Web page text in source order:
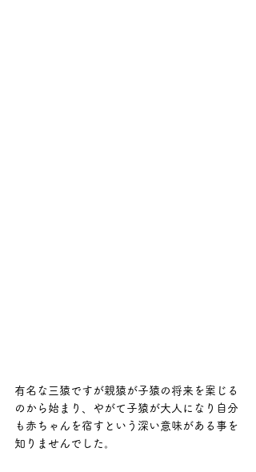
有名な三猿ですが親猿が子猿の将来を案じる
のから始まり、やがて子猿が大人になり自分
も赤ちゃんを宿すという深い意味がある事を
知りませんでした。